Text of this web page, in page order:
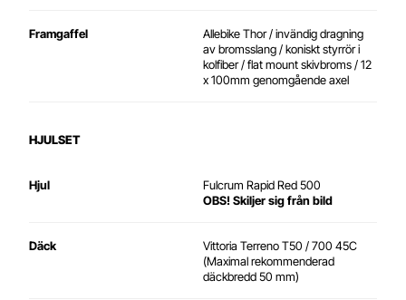
Framgaffel Allebike Thor /invändig dragning
av bromsslang / koniskt styrrör i
kolfiber / flat mount skivbroms / 12
x 100mm genomgående axel
HJULSET
Hjul
Fulcrum Rapid Red 500
OBS! Skiljer sig från bild
Däck
Vittoria Terreno T50 / 700 45C
(Maximal rekommenderad
däckbredd 50 mm)